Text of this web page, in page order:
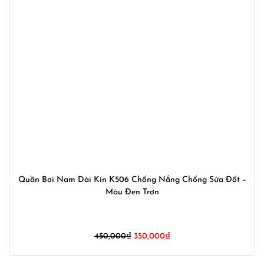
Quần Bơi Nam Dài Kín K506 Chống Nắng Chống Sứa Đốt –
Màu Đen Trơn
450,000₫ Giá
350,000₫Giá